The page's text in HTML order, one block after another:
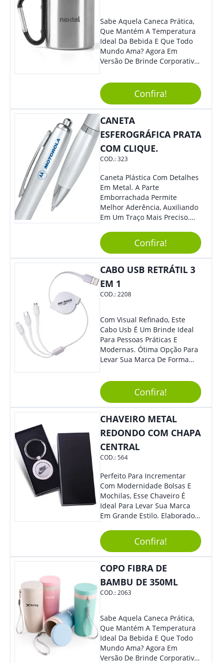
Sabe Aquela Caneca Prática,
Que Mantém A Temperatura
Ideal Da Bebida E Que Todo
Mundo Ama? Agora Em
Versão De Brinde Corporativo
Sua Marca Com Muito Estilo E
Acrescentar Ainda Mais
Praticidade À Eventos E Feiras
De Exposição.
Confira!
CANETA
ESFEROGRÁFICA PRATA
COM CLIQUE.
COD.:323
Caneta Plástica Com Detalhes
Em Metal. A Parte
Emborrachada Permite
Melhor Aderência, Auxiliando
Em Um Traço Mais Preciso.
Todo Tipo De Evento E
Público.
Confira!
CABO USB RETRÁTIL 3
EM 1
COD.:2208
Com Visual Refinado, Este
Cabo Usb É Um Brinde Ideal
Para Pessoas Práticas E
Modernas. Ótima Opção Para
Levar Sua Marca De Forma
Sua Empresa Em Eventos,
Reuniões Corporativas Ou Até
Mesmo Para Presentear
Colaboradores E Parceiros De
Sua Empresa.
Confira!
CHAVEIRO METAL
REDONDO COM CHAPA
CENTRAL
COD.:564
Perfeito Para Incrementar
Com Modernidade Bolsas E
Mochilas, Esse Chaveiro É
Ideal Para Levar Sua Marca
Em Grande Estilo. Elaborado A
O Brinde Se Adequa A
Diversos Públicos. Não Perca
A Chance De Elevar A
Visibilidade De Sua Empresa!
Confira!
COPO FIBRA DE
BAMBU DE 350ML
COD.:2063
Sabe Aquela Caneca Prática,
Que Mantém A Temperatura
Ideal Da Bebida E Que Todo
Mundo Ama? Agora Em
Versão De Brinde Corporativo